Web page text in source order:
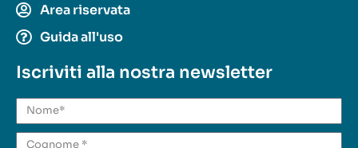
Area riservata
Guida all'uso
Iscriviti alla nostra newsletter